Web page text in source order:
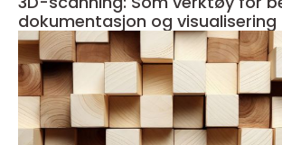
dokumentasjon og visualisering